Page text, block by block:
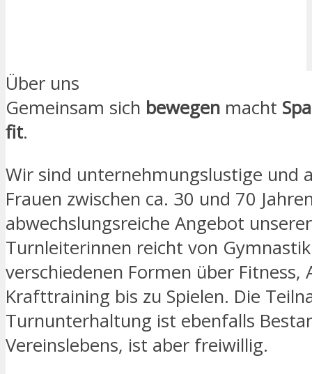
Über uns
Gemeinsam sich bewegen macht
fit.
Wir sind unternehmungslustige und
Frauen zwischen ca. 30 und 70
abwechslungsreiche Angebot
Turnleiterinnen reicht von
verschiedenen Formen über Fitness,
Krafttraining bis zu Spielen. Die
Turnunterhaltung ist ebenfalls
Vereinslebens, ist aber freiwillig.